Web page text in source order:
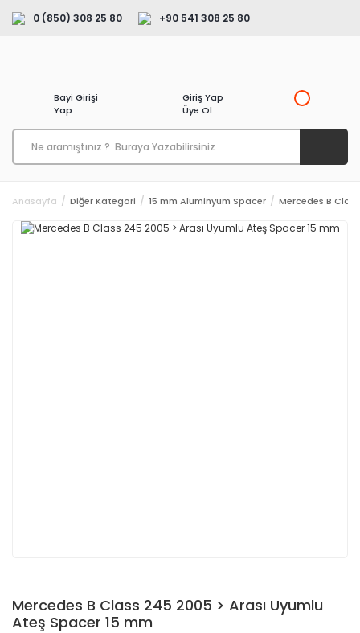
0 (850) 308 25 80 +90 541 308 25 80
Bayi Girişi
Yap
Giriş Yap
Üye Ol
Anasayfa Diğer Kategori 15 mm Aluminyum Spacer Mercedes B
Mercedes B Class 245 2005 > Arası Uyumlu
Ateş Spacer 15 mm